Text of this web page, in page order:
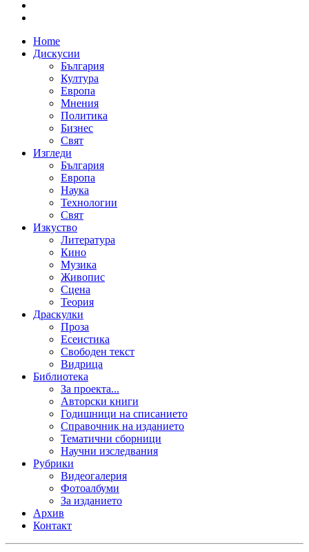
Home
Дискусии
България
Култура
Европа
Мнения
Политика
Бизнес
Свят
Изгледи
България
Европа
Наука
Технологии
Свят
Изкуство
Литература
Кино
Музика
Живопис
Сцена
Теория
Драскулки
Проза
Есеистика
Свободен текст
Видрица
Библиотека
За проекта...
Авторски книги
Годишници на списанието
Справочник на изданието
Тематични сборници
Научни изследвания
Рубрики
Видеогалерия
Фотоалбуми
За изданието
Архив
Контакт